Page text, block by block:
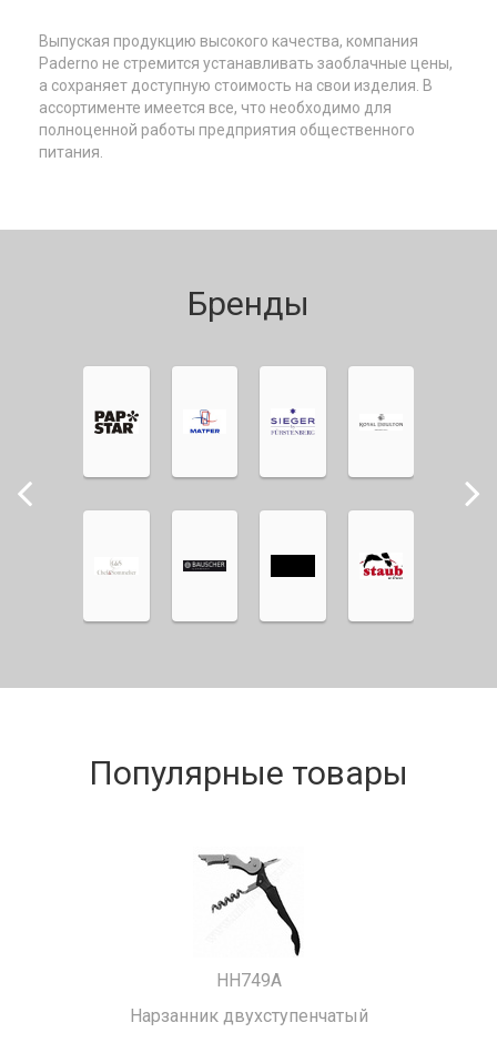
Выпуская продукцию высокого качества, компания
Paderno не стремится устанавливать заоблачные цены,
а сохраняет доступную стоимость на свои изделия. В
ассортименте имеется все, что необходимо для
полноценной работы предприятия общественного
питания.
Бренды
Популярные товары
HH749A
Нарзанник двухступенчатый